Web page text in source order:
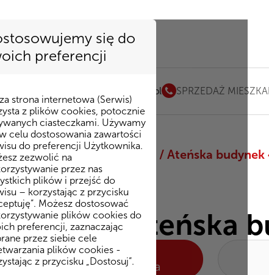
się do
preferencji
strona internetowa (Serwis)
z plików cookies, potocznie
ciasteczkami. Używamy
celu dostosowania zawartości
do preferencji Użytkownika.
zezwolić na
przez nas
plików i przejść do
– korzystając z przycisku
Możesz dostosować
plików cookies do
preferencji, zaznaczając
przez siebie cele
plików cookies -
z przycisku „Dostosuj”.
kombinat@kombinatbud.pl SPRZEDAŻ
/ Inwestycje / Osiedle Rytm / Ateńska budynek
Ateńska
Plan
mieszkania